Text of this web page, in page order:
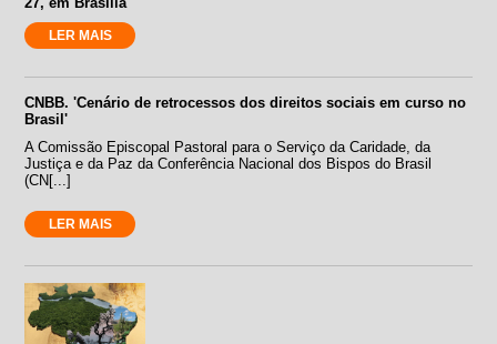
LER MAIS
CNBB. 'Cenário de retrocessos dos direitos sociais em curso no
Brasil'
A Comissão Episcopal Pastoral para o Serviço da Caridade, da
Justiça e da Paz da Conferência Nacional dos Bispos do Brasil
(CN[...]
LER MAIS